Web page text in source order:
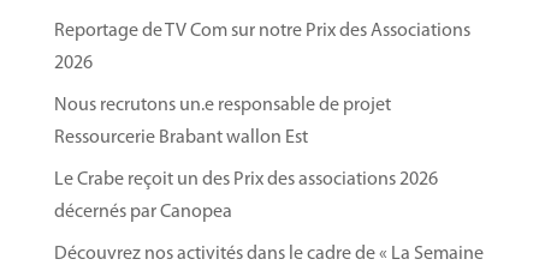
Reportage de TV Com sur notre Prix des Associations
2026
Nous recrutons un.e responsable de projet
Ressourcerie Brabant wallon Est
Le Crabe reçoit un des Prix des associations 2026
décernés par Canopea
Découvrez nos activités dans le cadre de « La Semaine